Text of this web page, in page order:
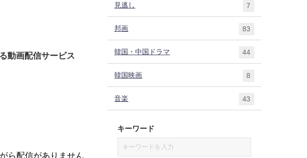
動画配信サービス
ら配信がありません
見逃し 7
邦画 83
韓国・中国ドラマ 44
韓国映画 8
音楽 43
キーワード